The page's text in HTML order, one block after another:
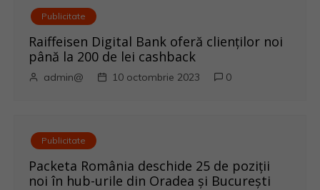
Publicitate
Raiffeisen Digital Bank oferă clienților noi
până la 200 de lei cashback
admin@ 10 octombrie 2023 0
Publicitate
Packeta România deschide 25 de poziții
noi în hub-urile din Oradea și București